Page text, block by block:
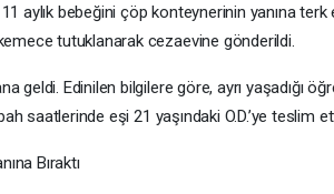
11 aylık bebeğini çöp konteynerinin yanına
tutuklanarak cezaevine gönderildi.
geldi. Edinilen bilgilere göre, ayrı yaşadığı
saatlerinde eşi 21 yaşındaki O.D.’ye teslim
Bıraktı